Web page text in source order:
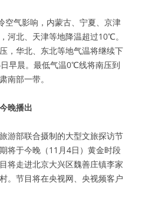
空气影响，内蒙古、宁夏、京津
河北、天津等地降温超过10℃。
，华北、东北等地气温将继续下
早晨。最低气温0℃线将南压到
南部一带。
晚播出
游部联合摄制的大型文旅探访节
将于今晚（11月4日）黄金时段
将走进北京大兴区魏善庄镇李家
。节目将在央视网、央视频客户